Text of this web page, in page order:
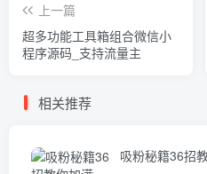
上一篇
超多功能工具箱组合微信小
程序源码_支持流量主
相关推荐
吸粉秘籍36招